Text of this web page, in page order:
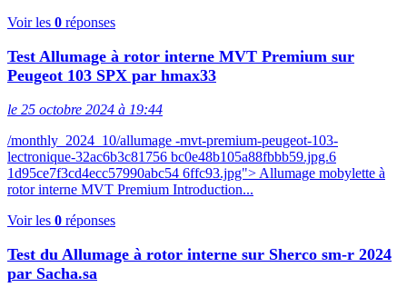
Voir les 0 réponses
Test Allumage à rotor interne MVT Premium sur
Peugeot 103 SPX par hmax33
le 25 octobre 2024 à 19:44
/monthly_2024_10/allumage -mvt-premium-peugeot-103-
lectronique-32ac6b3c81756 bc0e48b105a88fbbb59.jpg.6
1d95ce7f3cd4ecc57990abc54 6ffc93.jpg"> Allumage mobylette à
rotor interne MVT Premium Introduction...
Voir les 0 réponses
Test du Allumage à rotor interne sur Sherco sm-r 2024
par Sacha.sa